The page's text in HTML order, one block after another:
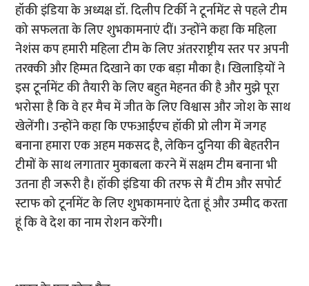
हॉकी इंडिया के अध्यक्ष डॉ. दिलीप टिर्की ने टूर्नामेंट से पहले टीम
को सफलता के लिए शुभकामनाएं दीं। उन्होंने कहा कि महिला
नेशंस कप हमारी महिला टीम के लिए अंतरराष्ट्रीय स्तर पर अपनी
तरक्की और हिम्मत दिखाने का एक बड़ा मौका है। खिलाड़ियों ने
इस टूर्नामेंट की तैयारी के लिए बहुत मेहनत की है और मुझे पूरा
भरोसा है कि वे हर मैच में जीत के लिए विश्वास और जोश के साथ
खेलेंगी। उन्होंने कहा कि एफआईएच हॉकी प्रो लीग में जगह
बनाना हमारा एक अहम मकसद है, लेकिन दुनिया की बेहतरीन
टीमों के साथ लगातार मुकाबला करने में सक्षम टीम बनाना भी
उतना ही जरूरी है। हॉकी इंडिया की तरफ से मैं टीम और सपोर्ट
स्टाफ को टूर्नामेंट के लिए शुभकामनाएं देता हूं और उम्मीद करता
हूं कि वे देश का नाम रोशन करेंगी।